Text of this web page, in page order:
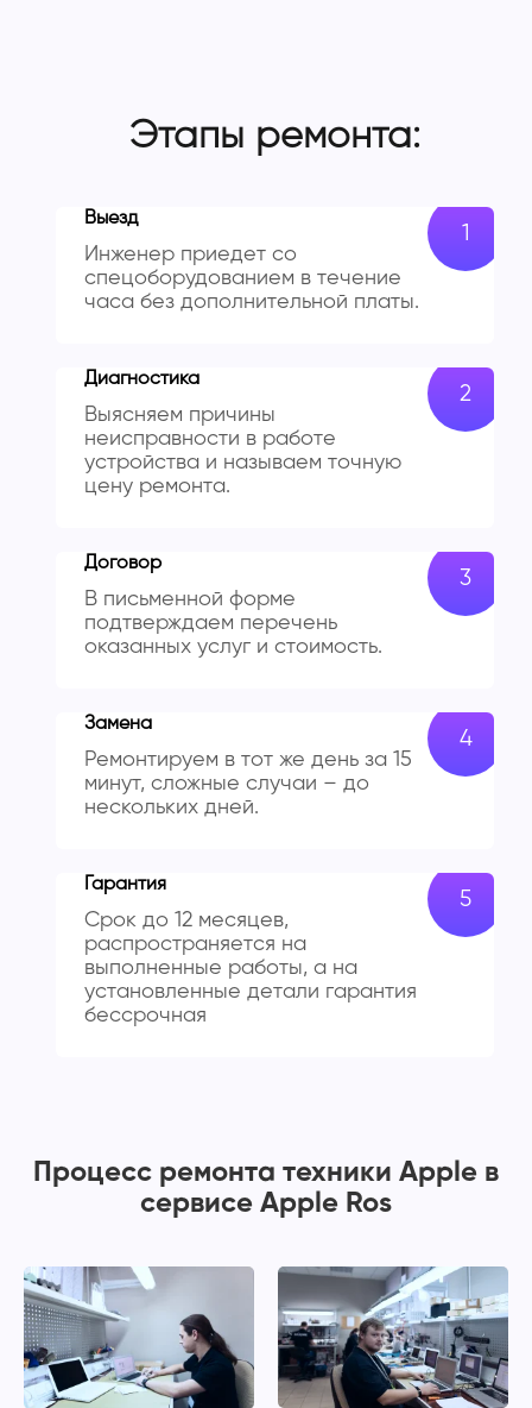
Этапы ремонта:
Выезд
Инженер приедет со
спецоборудованием в течение
часа без дополнительной платы.
Диагностика
Выясняем причины
неисправности в работе
устройства и называем точную
цену ремонта.
Договор
В письменной форме
подтверждаем перечень
оказанных услуг и стоимость.
Замена
Ремонтируем в тот же день за 15
минут, сложные случаи – до
нескольких дней.
Гарантия
Срок до 12 месяцев,
распространяется на
выполненные работы, а на
установленные детали гарантия
бессрочная
Процесс ремонта техники Apple в
сервисе Apple Ros